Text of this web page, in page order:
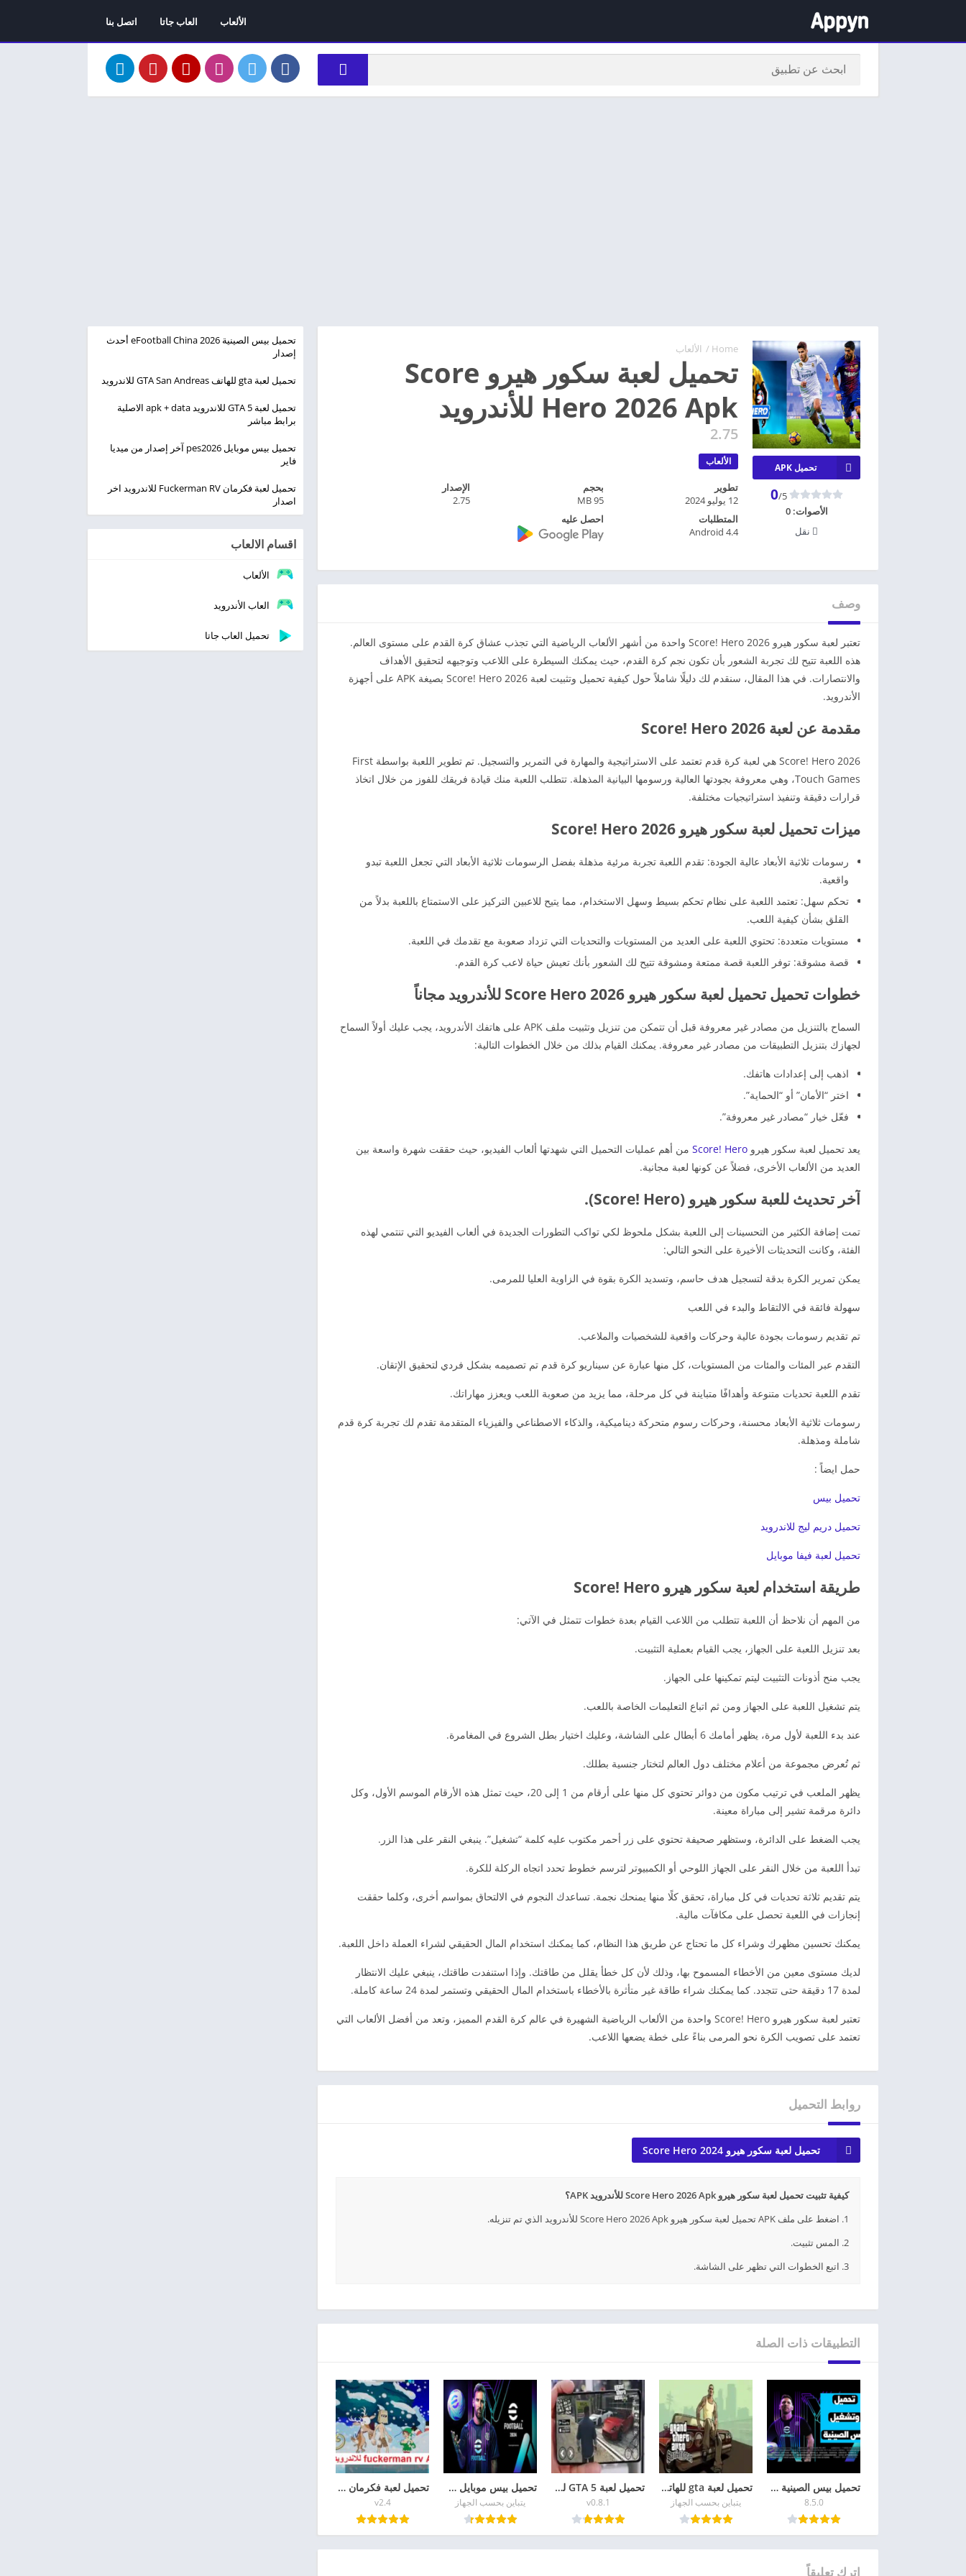
الألعاب العاب جاتا اتصل بنا
Home
/ الألعاب
تحميل لعبة سكور هيرو Score
Hero 2026 Apk للأندرويد
2.75
الألعاب
تحميل APK
0/5
الأصوات:0
نقل
تطوير
12 يوليو 2024
بحجم
95 MB
الإصدار
2.75
المتطلبات
Android 4.4
احصل عليه
وصف
تعتبر لعبة سكور هيرو Score! Hero 2026 واحدة من أشهر الألعاب الرياضية التي تجذب عشاق كرة القدم على مستوى العالم.
هذه اللعبة تتيح لك تجربة الشعور بأن تكون نجم كرة القدم، حيث يمكنك السيطرة على اللاعب وتوجيهه لتحقيق الأهداف
والانتصارات. في هذا المقال، سنقدم لك دليلًا شاملاً حول كيفية تحميل وتثبيت لعبة Score! Hero 2026 بصيغة APK على أجهزة
الأندرويد.
مقدمة عن لعبة Score! Hero 2026
Score! Hero 2026 هي لعبة كرة قدم تعتمد على الاستراتيجية والمهارة في التمرير والتسجيل. تم تطوير اللعبة بواسطة First
Touch Games، وهي معروفة بجودتها العالية ورسومها البيانية المذهلة. تتطلب اللعبة منك قيادة فريقك للفوز من خلال اتخاذ
قرارات دقيقة وتنفيذ استراتيجيات مختلفة.
ميزات تحميل لعبة سكور هيرو Score! Hero 2026
رسومات ثلاثية الأبعاد عالية الجودة: تقدم اللعبة تجربة مرئية مذهلة بفضل الرسومات ثلاثية الأبعاد التي تجعل اللعبة تبدو
واقعية.
تحكم سهل: تعتمد اللعبة على نظام تحكم بسيط وسهل الاستخدام، مما يتيح للاعبين التركيز على الاستمتاع باللعبة بدلاً من
القلق بشأن كيفية اللعب.
مستويات متعددة: تحتوي اللعبة على العديد من المستويات والتحديات التي تزداد صعوبة مع تقدمك في اللعبة.
قصة مشوقة: توفر اللعبة قصة ممتعة ومشوقة تتيح لك الشعور بأنك تعيش حياة لاعب كرة القدم.
خطوات تحميل تحميل لعبة سكور هيرو Score Hero 2026 للأندرويد مجاناً
السماح بالتنزيل من مصادر غير معروفة قبل أن تتمكن من تنزيل وتثبيت ملف APK على هاتفك الأندرويد، يجب عليك أولاً السماح
لجهازك بتنزيل التطبيقات من مصادر غير معروفة. يمكنك القيام بذلك من خلال الخطوات التالية:
اذهب إلى إعدادات هاتفك.
اختر “الأمان” أو “الحماية”.
فعّل خيار “مصادر غير معروفة”.
يعد تحميل لعبة سكور هيرو Score! Hero من أهم عمليات التحميل التي شهدتها ألعاب الفيديو، حيث حققت شهرة واسعة بين
العديد من الألعاب الأخرى، فضلاً عن كونها لعبة مجانية.
آخر تحديث للعبة سكور هيرو (Score! Hero).
تمت إضافة الكثير من التحسينات إلى اللعبة بشكل ملحوظ لكي تواكب التطورات الجديدة في ألعاب الفيديو التي تنتمي لهذه
الفئة، وكانت التحديثات الأخيرة على النحو التالي:
يمكن تمرير الكرة بدقة لتسجيل هدف حاسم، وتسديد الكرة بقوة في الزاوية العليا للمرمى.
سهولة فائقة في الالتقاط والبدء في اللعب
تم تقديم رسومات بجودة عالية وحركات واقعية للشخصيات والملاعب.
التقدم عبر المئات والمئات من المستويات، كل منها عبارة عن سيناريو كرة قدم تم تصميمه بشكل فردي لتحقيق الإتقان.
تقدم اللعبة تحديات متنوعة وأهدافًا متباينة في كل مرحلة، مما يزيد من صعوبة اللعب ويعزز مهاراتك.
رسومات ثلاثية الأبعاد محسنة، وحركات رسوم متحركة ديناميكية، والذكاء الاصطناعي والفيزياء المتقدمة تقدم لك تجربة كرة قدم
شاملة ومذهلة.
حمل ايضاً :
تحميل بيس
تحميل دريم ليج للاندرويد
تحميل لعبة فيفا موبايل
طريقة استخدام لعبة سكور هيرو Score! Hero
من المهم أن نلاحظ أن اللعبة تتطلب من اللاعب القيام بعدة خطوات تتمثل في الآتي:
بعد تنزيل اللعبة على الجهاز، يجب القيام بعملية التثبيت.
يجب منح أذونات التثبيت ليتم تمكينها على الجهاز.
يتم تشغيل اللعبة على الجهاز ومن ثم اتباع التعليمات الخاصة باللعب.
عند بدء اللعبة لأول مرة، يظهر أمامك 6 أبطال على الشاشة، وعليك اختيار بطل الشروع في المغامرة.
ثم تُعرض مجموعة من أعلام مختلف دول العالم لتختار جنسية بطلك.
يظهر الملعب في ترتيب مكون من دوائر تحتوي كل منها على أرقام من 1 إلى 20، حيث تمثل هذه الأرقام الموسم الأول، وكل
دائرة مرقمة تشير إلى مباراة معينة.
يجب الضغط على الدائرة، وستظهر صحيفة تحتوي على زر أحمر مكتوب عليه كلمة “تشغيل”. ينبغي النقر على هذا الزر.
تبدأ اللعبة من خلال النقر على الجهاز اللوحي أو الكمبيوتر لترسم خطوط تحدد اتجاه الركلة للكرة.
يتم تقديم ثلاثة تحديات في كل مباراة، تحقق كلًا منها يمنحك نجمة. تساعدك النجوم في الالتحاق بمواسم أخرى، وكلما حققت
إنجازات في اللعبة تحصل على مكافآت مالية.
يمكنك تحسين مظهرك وشراء كل ما تحتاج عن طريق هذا النظام، كما يمكنك استخدام المال الحقيقي لشراء العملة داخل اللعبة.
لديك مستوى معين من الأخطاء المسموح بها، وذلك لأن كل خطأ يقلل من طاقتك. وإذا استنفدت طاقتك، ينبغي عليك الانتظار
لمدة 17 دقيقة حتى تتجدد. كما يمكنك شراء طاقة غير متأثرة بالأخطاء باستخدام المال الحقيقي وتستمر لمدة 24 ساعة كاملة.
تعتبر لعبة سكور هيرو Score! Hero واحدة من الألعاب الرياضية الشهيرة في عالم كرة القدم المميز، وتعد من أفضل الألعاب التي
تعتمد على تصويب الكرة نحو المرمى بناءً على خطة يضعها اللاعب.
روابط التحميل
تحميل لعبة سكور هيرو Score Hero 2024
كيفية تثبيت تحميل لعبة سكور هيرو Score Hero 2026 Apk للأندرويد APK؟
1. اضغط على ملف APK تحميل لعبة سكور هيرو Score Hero 2026 Apk للأندرويد الذي تم تنزيله.
2. المس تثبيت.
3. اتبع الخطوات التي تظهر على الشاشة.
التطبيقات ذات الصلة
تحميل بيس الصينية eFootball China 2026 أحدث إصدار
8.5.0
تحميل لعبة gta للهاتف GTA San Andreas للاندرويد
يتباين بحسب الجهاز
تحميل لعبة GTA 5 للاندرويد apk + data الاصلية برابط مباشر
v0.8.1
تحميل بيس موبايل pes2026 آخر إصدار من ميديا فاير
يتباين بحسب الجهاز
تحميل لعبة فكرمان Fuckerman RV للاندرويد اخر اصدار
v2.4
اترك تعليقاً
تحميل بيس الصينية eFootball China 2026 أحدث
إصدار
تحميل لعبة gta للهاتف GTA San Andreas للاندرويد
تحميل لعبة GTA 5 للاندرويد apk + data الاصلية
برابط مباشر
تحميل بيس موبايل pes2026 آخر إصدار من ميديا
فاير
تحميل لعبة فكرمان Fuckerman RV للاندرويد اخر
اصدار
اقسام الالعاب
الألعاب
العاب الأندرويد
تحميل العاب جاتا